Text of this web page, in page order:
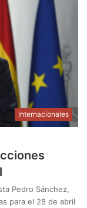
Internacionales
Pedro Sánchez,
para el 28 de abril